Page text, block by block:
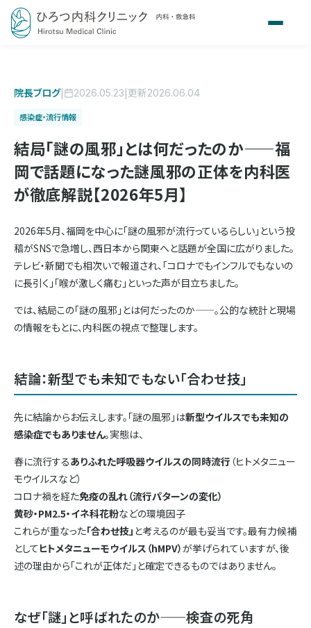
院長ブログ| 2026.05.23|更新2026.06.04
感染症・流行情報
結局「謎の風邪」とは何だったのか——福
岡で話題になった謎風邪の正体を内科医
が徹底解説【2026年5月】
2026年5月、福岡を中心に「謎の風邪が流行っているらしい」という投
稿がSNSで急増し、西日本から関東へと話題が全国に広がりました。
テレビ・新聞でも相次いで報道され、「コロナでもインフルでもないの
に長引く」「喉が激しく痛む」といった声が目立ちました。
では、結局この「謎の風邪」とは何だったのか——。公的な統計と現場
の情報をもとに、内科医の視点で整理します。
結論：新型でも未知でもない「合わせ技」
先に結論からお伝えします。「謎の風邪」は新型ウイルスでも未知の
感染症でもありません。実態は、
春に流行するありふれた呼吸器ウイルスの同時流行 （ヒトメタニュー
モウイルスなど）
コロナ禍を経た免疫の乱れ（流行パターンの変化）
黄砂・PM2.5・イネ科花粉などの環境因子
これらが重なった「合わせ技」 と考えるのが最も妥当です。最有力候補
として ヒトメタニューモウイルス（hMPV）が挙げられていますが、後
述の理由から「これが正体だ」と確定できるものではありません。
なぜ「謎」と呼ばれたのか——検査の死角